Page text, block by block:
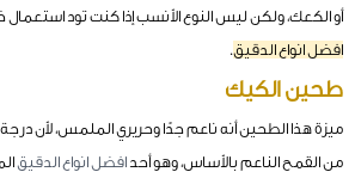
أو الكعك، ولكن ليس النوع الأنسب إذا كنت تود
افضل انواع الدقيق.
طحين الكيك
ميزة هذا الطحين أنه ناعم جدًا وحريري الملمس، لأن
من القمح الناعم بالأساس، وهو أحد افضل انواع الدقيق